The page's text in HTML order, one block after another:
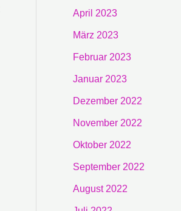
April 2023
März 2023
Februar 2023
Januar 2023
Dezember 2022
November 2022
Oktober 2022
September 2022
August 2022